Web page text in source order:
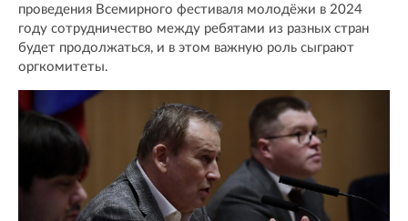
проведения Всемирного фестиваля молодёжи в 2024
году сотрудничество между ребятами из разных стран
будет продолжаться, и в этом важную роль сыграют
оргкомитеты.